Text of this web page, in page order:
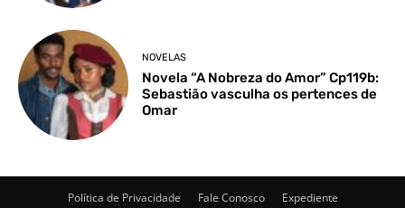
NOVELAS
Novela “A Nobreza do Amor” Cp119b:
Sebastião vasculha os pertences de
Omar
Política de Privacidade Fale Conosco Expediente